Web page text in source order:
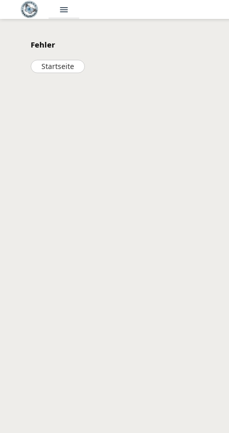
menu
Fehler
Startseite